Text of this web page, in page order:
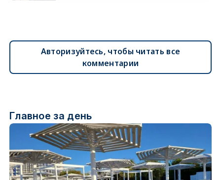
Авторизуйтесь, чтобы читать все
комментарии
Главное за день